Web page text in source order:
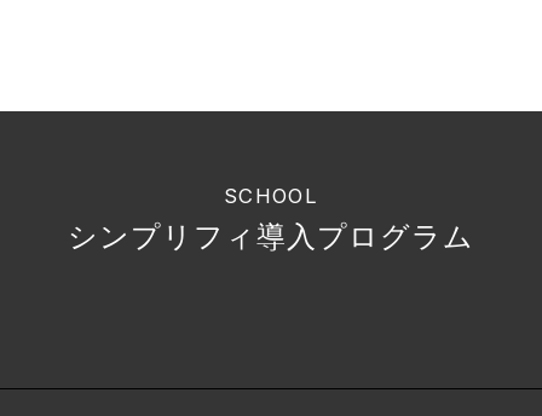
SCHOOL
シンプリフィ導入プログラム